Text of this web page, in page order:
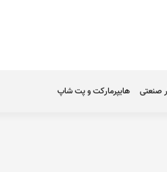
صنعتی هایپرمارکت و پت شاپ